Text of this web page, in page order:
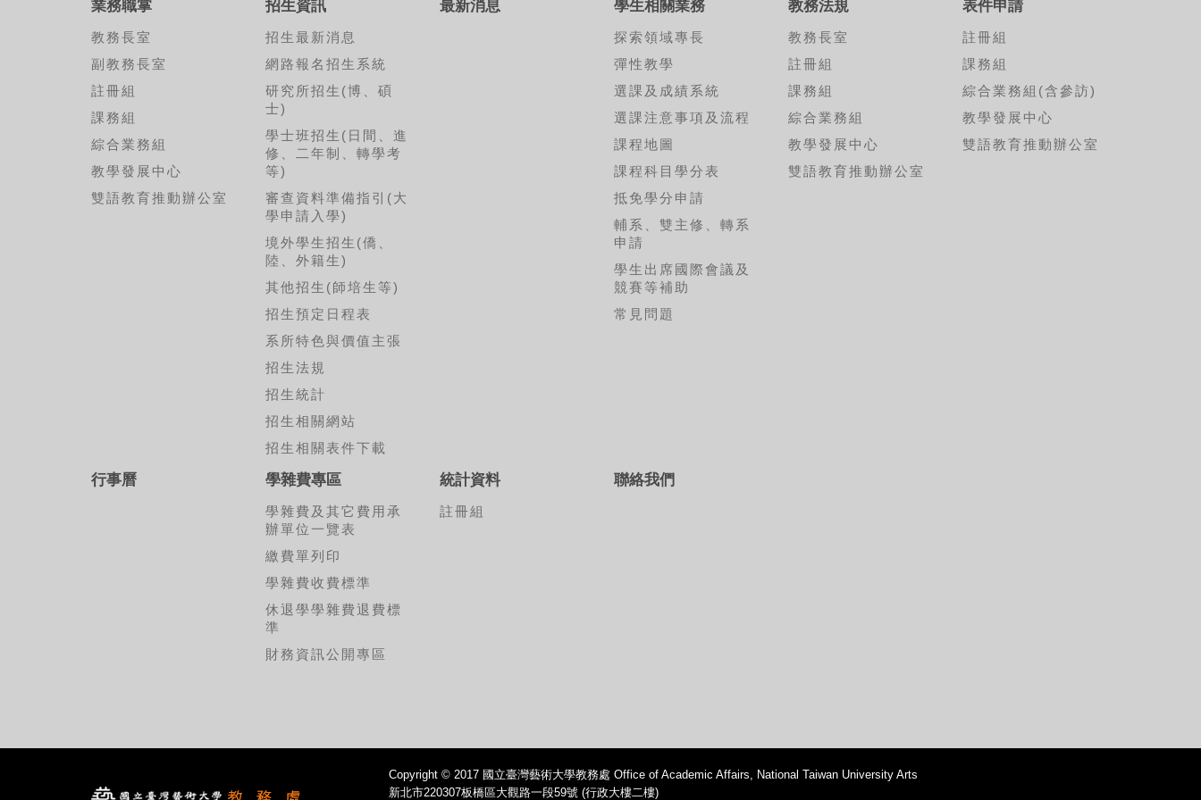
業務職掌
教務長室
副教務長室
註冊組
課務組
綜合業務組
教學發展中心
雙語教育推動辦公室
招生資訊
招生最新消息
網路報名招生系統
研究所招生(博、碩
士)
學士班招生(日間、進
修、二年制、轉學考
等)
審查資料準備指引(大
學申請入學)
境外學生招生(僑、
陸、外籍生)
其他招生(師培生等)
招生預定日程表
系所特色與價值主張
招生法規
招生統計
招生相關網站
招生相關表件下載
最新消息 學生相關業務
探索領域專長
彈性教學
選課及成績系統
選課注意事項及流程
課程地圖
課程科目學分表
抵免學分申請
輔系、雙主修、轉系
申請
學生出席國際會議及
競賽等補助
常見問題
教務法規
教務長室
註冊組
課務組
綜合業務組
教學發展中心
雙語教育推動辦公室
表件申請
註冊組
課務組
綜合業務組(含參訪)
教學發展中心
雙語教育推動辦公室
行事曆 學雜費專區
學雜費及其它費用承
辦單位一覽表
繳費單列印
學雜費收費標準
休退學學雜費退費標
準
財務資訊公開專區
統計資料
註冊組
聯絡我們
Copyright © 2017 國立臺灣藝術大學教務處 Office of Academic Affairs, National Taiwan University Arts
新北市220307板橋區大觀路一段59號 (行政大樓二樓)